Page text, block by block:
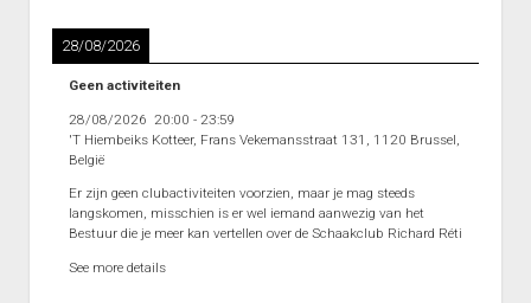
28/08/2026
Geen activiteiten
28/08/2026 20:00 - 23:59
'T Hiembeiks Kotteer, Frans Vekemansstraat 131, 1120 Brussel,
België
Er zijn geen clubactiviteiten voorzien, maar je mag steeds
langskomen, misschien is er wel iemand aanwezig van het
Bestuur die je meer kan vertellen over de Schaakclub Richard Réti
See more details